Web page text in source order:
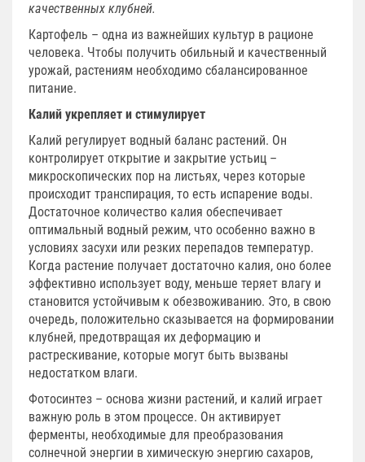
качественных клубней.
Картофель – одна из важнейших культур в рационе
человека. Чтобы получить обильный и качественный
урожай, растениям необходимо сбалансированное
питание.
Калий укрепляет и стимулирует
Калий регулирует водный баланс растений. Он
контролирует открытие и закрытие устьиц –
микроскопических пор на листьях, через которые
происходит транспирация, то есть испарение воды.
Достаточное количество калия обеспечивает
оптимальный водный режим, что особенно важно в
условиях засухи или резких перепадов температур.
Когда растение получает достаточно калия, оно более
эффективно использует воду, меньше теряет влагу и
становится устойчивым к обезвоживанию. Это, в свою
очередь, положительно сказывается на формировании
клубней, предотвращая их деформацию и
растрескивание, которые могут быть вызваны
недостатком влаги.
Фотосинтез – основа жизни растений, и калий играет
важную роль в этом процессе. Он активирует
ферменты, необходимые для преобразования
солнечной энергии в химическую энергию сахаров,